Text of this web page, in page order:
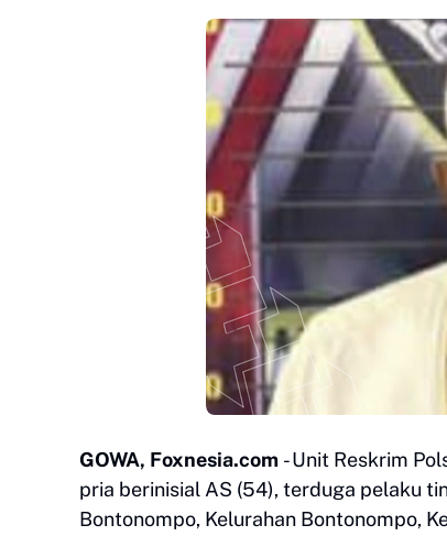
GOWA, Foxnesia.com - Unit Reskrim
pria berinisial AS (54), terduga pelaku
Bontonompo, Kelurahan Bontonompo,